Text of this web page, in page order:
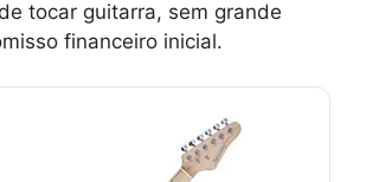
tocar guitarra, sem grande
financeiro inicial.